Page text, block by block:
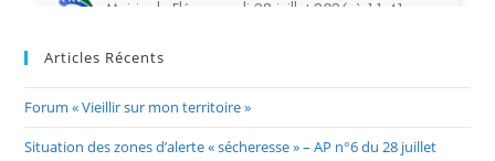
Articles Récents
Forum « Vieillir sur mon territoire »
Situation des zones d’alerte « sécheresse » – AP n°6 du 28 juillet